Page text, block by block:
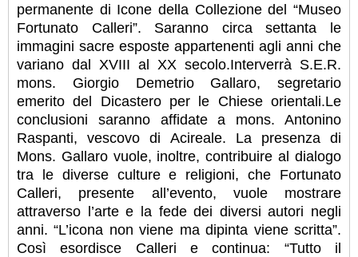
permanente di Icone della Collezione del “Museo
Fortunato Calleri”. Saranno circa settanta le
immagini sacre esposte appartenenti agli anni che
variano dal XVIII al XX secolo.Interverrà S.E.R.
mons. Giorgio Demetrio Gallaro, segretario
emerito del Dicastero per le Chiese orientali.Le
conclusioni saranno affidate a mons. Antonino
Raspanti, vescovo di Acireale. La presenza di
Mons. Gallaro vuole, inoltre, contribuire al dialogo
tra le diverse culture e religioni, che Fortunato
Calleri, presente all’evento, vuole mostrare
attraverso l’arte e la fede dei diversi autori negli
anni. “L’icona non viene ma dipinta viene scritta”.
Così esordisce Calleri e continua: “Tutto il